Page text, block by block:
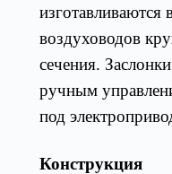
изготавливаются
воздуховодов
сечения.
ручным
под
Конструкция